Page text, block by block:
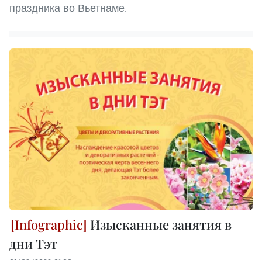
праздника во Вьетнаме.
Изысканные занятия в
дни Тэт